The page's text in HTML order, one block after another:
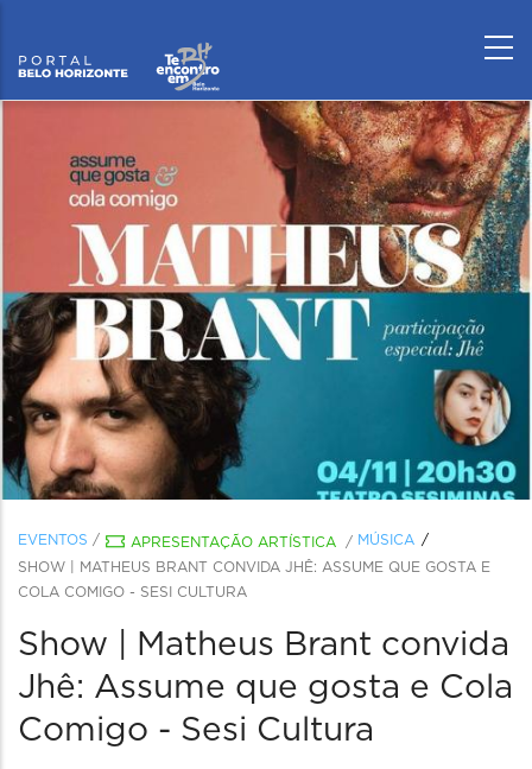
EVENTOS / APRESENTAÇÃO ARTÍSTICA / MÚSICA
SHOW | MATHEUS BRANT CONVIDA JHÊ: ASSUME QUE GOSTA E
COLA COMIGO - SESI CULTURA
Show | Matheus Brant convida
Jhê: Assume que gosta e Cola
Comigo - Sesi Cultura